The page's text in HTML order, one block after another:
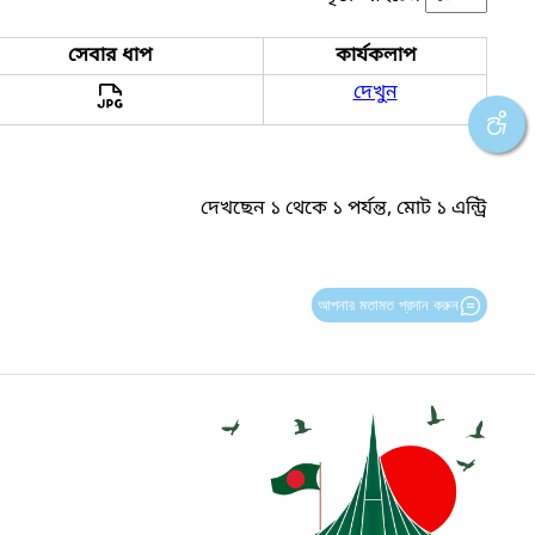
সেবার ধাপ
কার্যকলাপ
দেখুন
দেখছেন ১ থেকে ১ পর্যন্ত, মোট ১ এন্ট্রি
আপনার মতামত প্রদান করুন